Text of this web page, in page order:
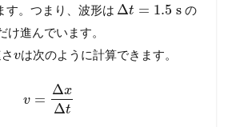
す。つまり、波形は Δt = 1.5 s の
け進んでいます。
vは次のように計算できます。
v =
Δx
Δt